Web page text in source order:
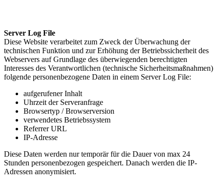
Server Log File
Diese Website verarbeitet zum Zweck der Überwachung der
technischen Funktion und zur Erhöhung der Betriebssicherheit des
Webservers auf Grundlage des überwiegenden berechtigten
Interesses des Verantwortlichen (technische Sicherheitsmaßnahmen)
folgende personenbezogene Daten in einem Server Log File:
aufgerufener Inhalt
Uhrzeit der Serveranfrage
Browsertyp / Browserversion
verwendetes Betriebssystem
Referrer URL
IP-Adresse
Diese Daten werden nur temporär für die Dauer von max 24
Stunden personenbezogen gespeichert. Danach werden die IP-
Adressen anonymisiert.